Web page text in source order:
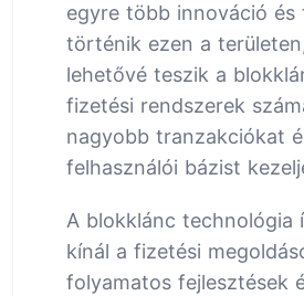
egyre több innováció és
történik ezen a
lehetővé teszik a
fizetési rendszerek
nagyobb tranzakciókat
felhasználói bázist
A blokklánc technológia
kínál a fizetési
folyamatos fejlesztések